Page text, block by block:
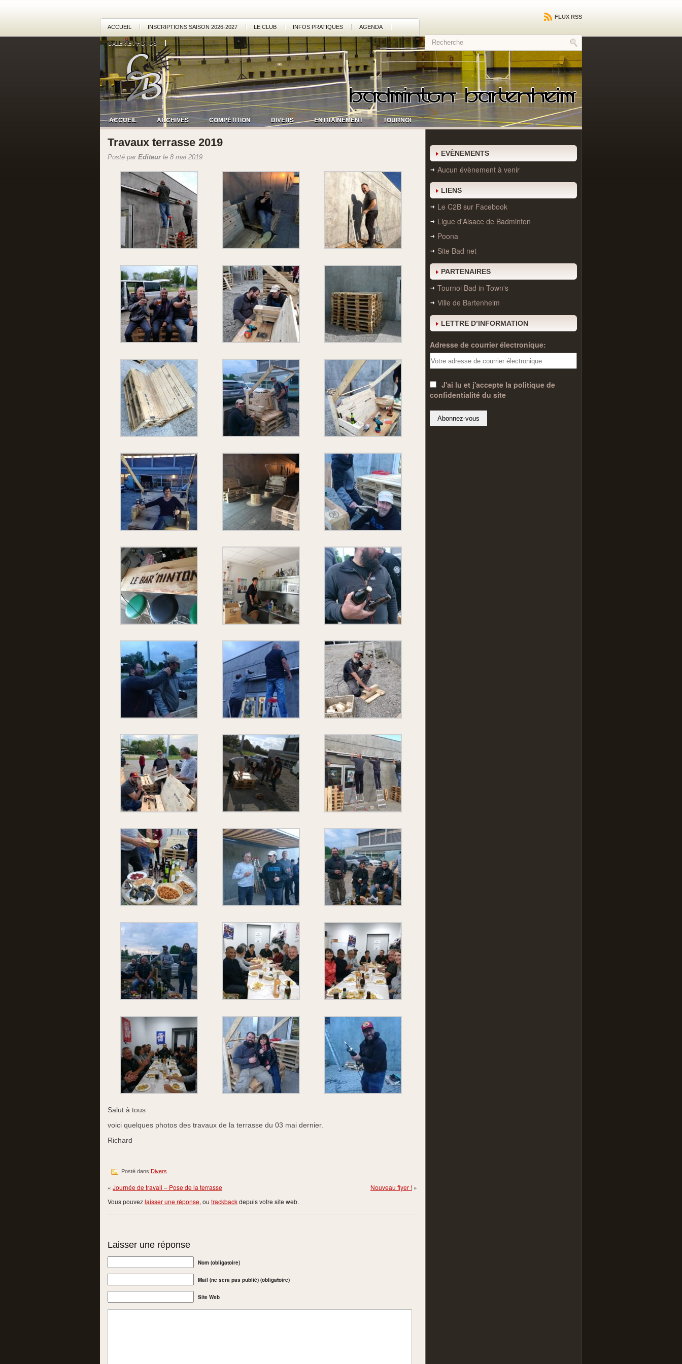
ACCUEIL INSCRIPTIONS SAISON 2026-2027 LE CLUB INFOS PRATIQUES AGENDA
GALERIE PHOTOS
FLUX RSS
ACCUEIL ARCHIVES COMPÉTITION DIVERS ENTRAINEMENT TOURNOI
Travaux terrasse 2019
Posté par Editeurle 8 mai 2019
Salut à tous
voici quelques photos des travaux de la terrasse du 03 mai dernier.
Richard
Posté dans Divers
« Journée de travail – Pose de la terrasse Nouveau flyer ! »
Vous pouvezlaisser une réponse, ou trackbackdepuis votre site web.
Laisser une réponse
Nom (obligatoire)
Mail (ne sera pas publié) (obligatoire)
Site Web
EVÈNEMENTS
Aucun évènement à venir
LIENS
Le C2B sur Facebook
Ligue d'Alsace de Badminton
Poona
Site Bad net
PARTENAIRES
Tournoi Bad in Town's
Ville de Bartenheim
LETTRE D’INFORMATION
Adresse de courrier électronique:
J'ai lu et j'accepte la politique de
confidentialité du site